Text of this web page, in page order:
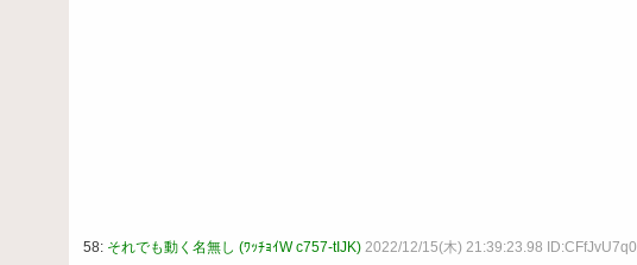
58: それでも動く名無し (ﾜｯﾁｮｲW c757-tIJK) 2022/12/15(木) 21:39:23.98 ID:CFfJvU7q0